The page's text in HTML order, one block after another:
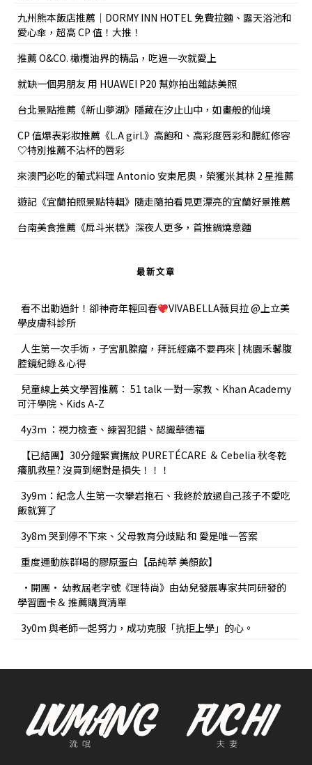
九州熊本飯店推薦｜DORMY INN HOTEL 免費拉麵、露天浴池和
愛心傘，超高 CP 值！大推！
推薦 O&CO. 橄欖油界的精品，吃過一次就愛上
就缺一個男朋友 用 HUAWEI P20 幫妳拍出雜誌美照
台北景點推薦《新山夢湖》隱藏在汐止山中，如畫般的仙境
CP 值爆表彩妝推薦《L.A girl.》高飽和、高彩度唇彩和腮紅修容
♡特別推薦不沾杯的唇彩
來澳門必吃的葡式料理 Antonio 安東尼奧，榮獲米其林 2 星推薦
遊記《宜蘭拍照景點特輯》隨走隨拍看見更漂亮的宜蘭好景推薦
台南美食推薦《戽斗米糕》深夜人更多，首推鍋燒意麵
最新文章
看不出動過針！卻神奇年輕回春
VIVABELLA薇貝拉 @上立美
學皮膚科診所
人生第一次手術，子宮肌腺瘤，拜託經痛不要再來 | 桃園禾馨腹
腔鏡紀錄＆心得
兒童線上英文學習推薦： 51 talk 一對一家教、Khan Academy
可汗學院、Kids A-Z
4y3m ：視力檢查、練習犯錯、認識華德福
【已結團】30分鐘緊實撫紋 PURETÉCARE ＆ Cebelia 秋冬乾
癢肌救星? 沒買到絕對是損失！！！
3y9m：紀念人生第一次攀岩抱石、我終於放過自己孩子不愛吃
飯就算了
3y8m 哭到停不下來、父母教育分歧點 和 愛是唯一答案
重度運動族群喝的膠原蛋白【品純萃 美顏飲】
•開團• 幼教屆老字號《理特尚》由幼兒發展專家共同研發的
學習圖卡＆ 推薦購買清單
3y0m 與老師一起努力，成功克服「抗拒上學」的心。